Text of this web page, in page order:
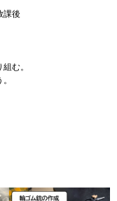
課後
む。